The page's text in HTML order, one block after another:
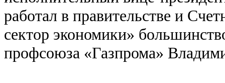
работал в правительстве и
сектор экономики»
профсоюза «Газпрома»